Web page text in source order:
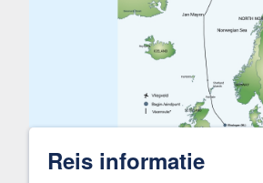
Reis informatie